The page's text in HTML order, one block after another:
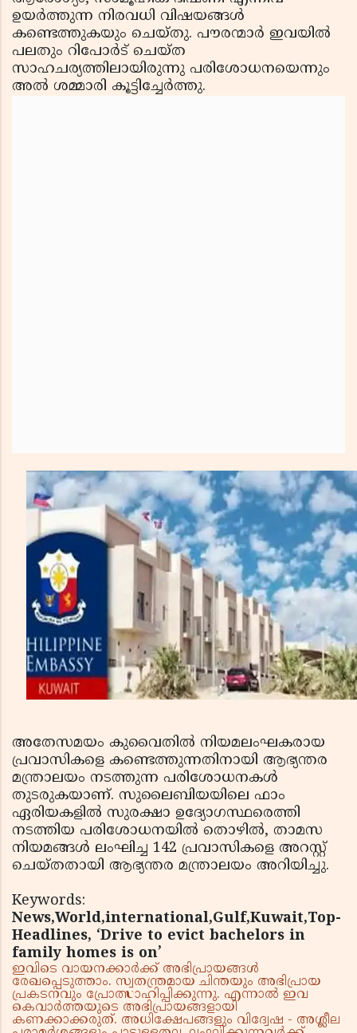
ഉയര്‍ത്തുന്ന നിരവധി വിഷയങ്ങള്‍
കണ്ടെത്തുകയും ചെയ്തു. പൗരന്മാര്‍ ഇവയില്‍
പലതും റിപോര്‍ട് ചെയ്ത
സാഹചര്യത്തിലായിരുന്നു പരിശോധനയെന്നും
അല്‍ ശമ്മാരി കൂട്ടിച്ചേര്‍ത്തു.
അതേസമയം കുവൈതില്‍ നിയമലംഘകരായ
പ്രവാസികളെ കണ്ടെത്തുന്നതിനായി ആഭ്യന്തര
മന്ത്രാലയം നടത്തുന്ന പരിശോധനകള്‍
തുടരുകയാണ്. സുലൈബിയയിലെ ഫാം
ഏരിയകളില്‍ സുരക്ഷാ ഉദ്യോഗസ്ഥരെത്തി
നടത്തിയ പരിശോധനയില്‍ തൊഴില്‍, താമസ
നിയമങ്ങള്‍ ലംഘിച്ച 142 പ്രവാസികളെ അറസ്റ്റ്
ചെയ്തതായി ആഭ്യന്തര മന്ത്രാലയം അറിയിച്ചു.
Keywords:
News,World,international,Gulf,Kuwait,Top-
Headlines, ‘Drive to evict bachelors in
family homes is on’
ഇവിടെ വായനക്കാർക്ക് അഭിപ്രായങ്ങൾ
രേഖപ്പെടുത്താം. സ്വതന്ത്രമായ ചിന്തയും അഭിപ്രായ
പ്രകടനവും പ്രോത്സാഹിപ്പിക്കുന്നു. എന്നാൽ ഇവ
കെവാർത്തയുടെ അഭിപ്രായങ്ങളായി
കണക്കാക്കരുത്. അധിക്ഷേപങ്ങളും വിദ്വേഷ - അശ്ലീല